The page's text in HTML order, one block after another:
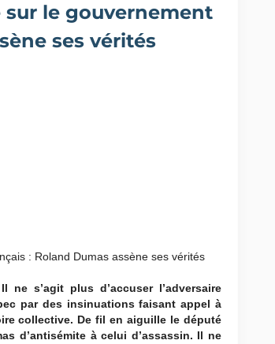
le gouvernement
ses vérités
s’agit plus d’accuser l’adversaire
par des insinuations faisant appel à
collective. De fil en aiguille le député
d’antisémite à celui d’assassin. Il ne